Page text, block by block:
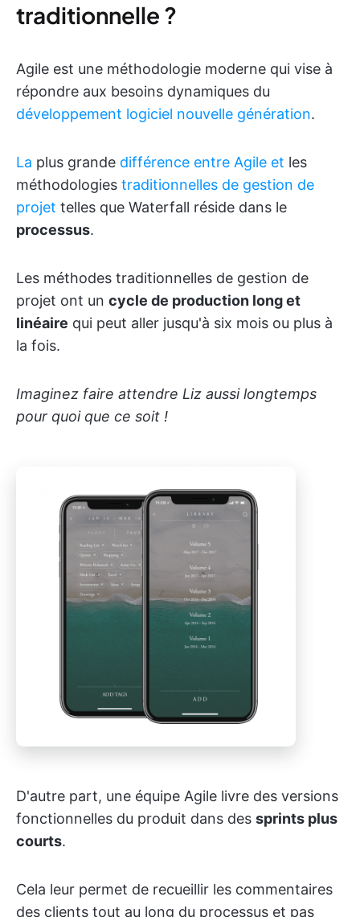
traditionnelle ?
Agile est une méthodologie moderne qui vise à
répondre aux besoins dynamiques du
développement logiciel nouvelle génération.
La plus grande différence entre Agile et les
méthodologies traditionnelles de gestion de
projet telles que Waterfall réside dans le
processus.
Les méthodes traditionnelles de gestion de
projet ont un cycle de production long et
linéaire qui peut aller jusqu'à six mois ou plus à
la fois.
Imaginez faire attendre Liz aussi longtemps
pour quoi que ce soit !
D'autre part, une équipe Agile livre des versions
fonctionnelles du produit dans des sprints plus
courts.
Cela leur permet de recueillir les commentaires
des clients tout au long du processus et pas